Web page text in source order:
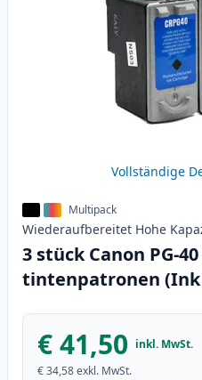
Vollständige
Multipack
Wiederaufbereitet Hohe
3 stück Canon PG-40
tintenpatronen (Ink
€ 41,50 inkl. MwSt.
€ 34,58exkl. MwSt.